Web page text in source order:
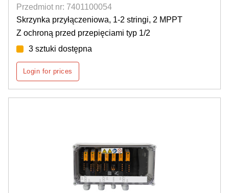
Przedmiot nr: 7401100054
Skrzynka przyłączeniowa, 1-2 stringi, 2 MPPT
Z ochroną przed przepięciami typ 1/2
3 sztuki dostępna
Login for prices